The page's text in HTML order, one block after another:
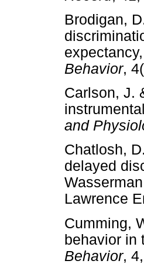
Brodigan,
Behavior,
Carlson, J.
and
Chatlosh,
delayed
Cumming,
behavior in
Behavior,